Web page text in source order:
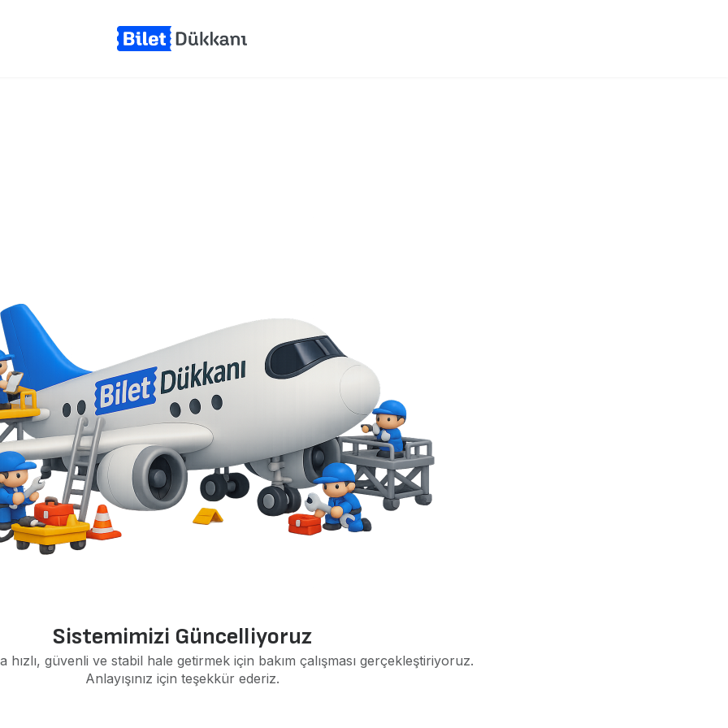
Sistemimizi Güncelliyoruz
hızlı, güvenli ve stabil hale getirmek için bakım çalışması gerçekleştiriyoruz.
Anlayışınız için teşekkür ederiz.